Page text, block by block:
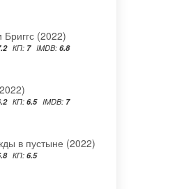
Бриггс (2022)
КП: 7 IMDB: 6.8
КП: 6.5 IMDB: 7
в пустыне (2022)
КП: 6.5